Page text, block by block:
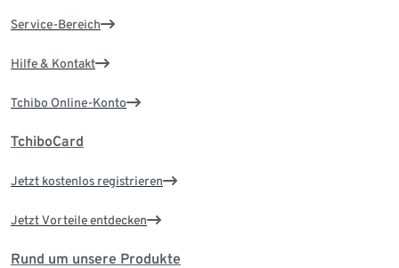
Service-Bereich
Hilfe & Kontakt
Tchibo Online-Konto
TchiboCard
Jetzt kostenlos registrieren
Jetzt Vorteile entdecken
Rund um unsere Produkte